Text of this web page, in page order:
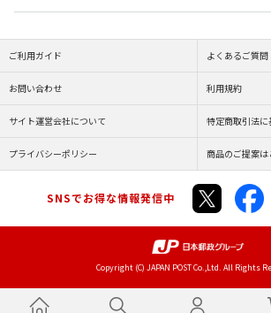
ご利用ガイド よくあるご質問
お問い合わせ 利用規約
サイト運営会社について 特定商取引法
プライバシーポリシー 商品のご提案は
SNSでお得な情報発信中
Copyright (C) JAPAN POST Co.,Ltd. All Rights